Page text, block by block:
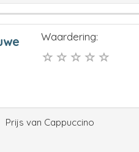
Waardering:
Prijs van Cappuccino